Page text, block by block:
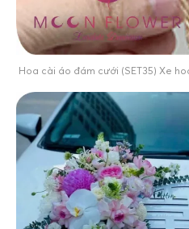
Hoa cài áo đám cưới (SET35) Xe